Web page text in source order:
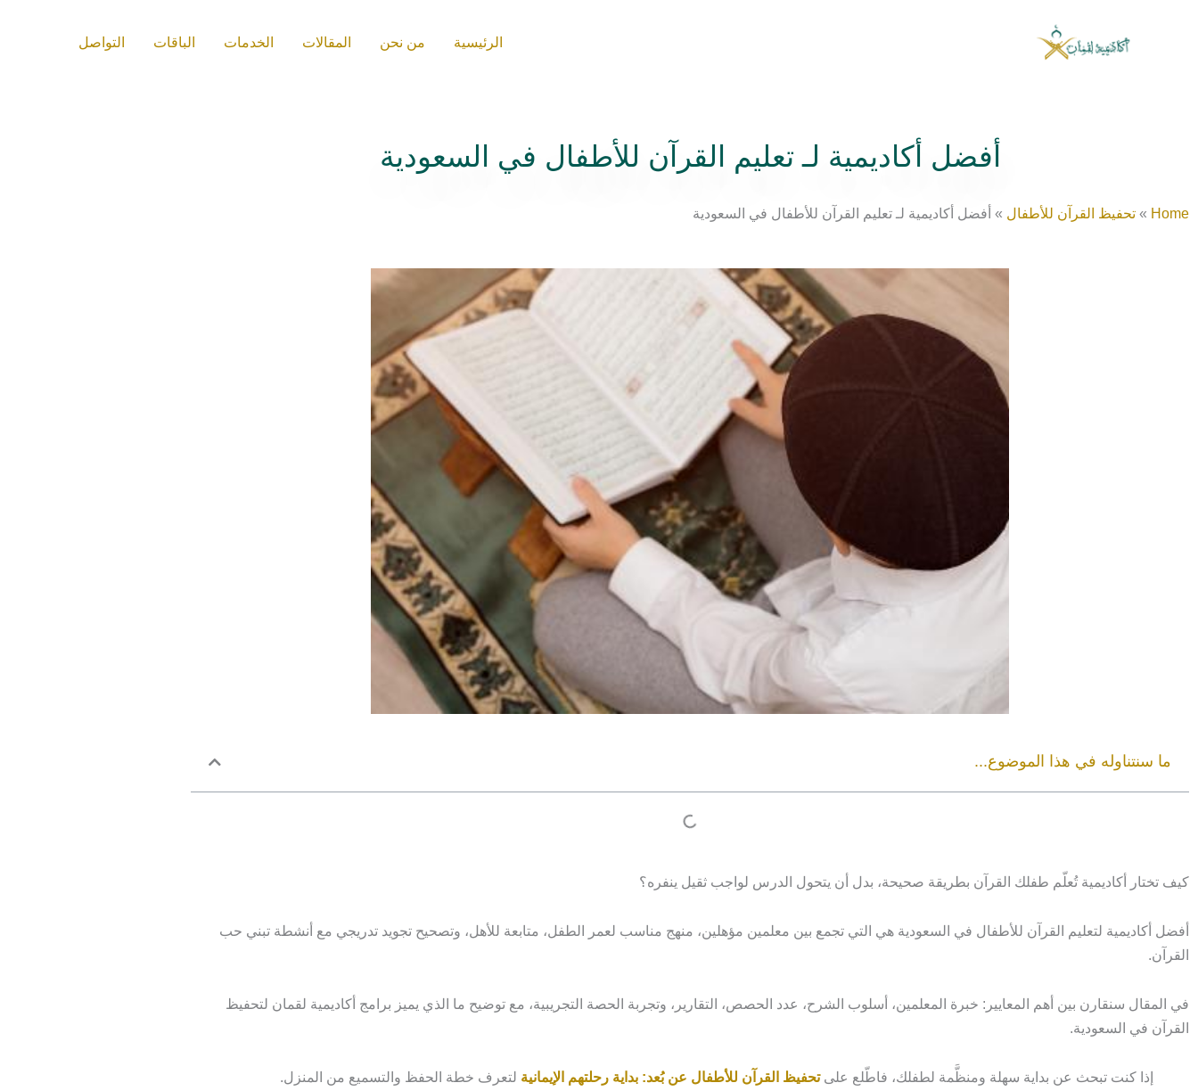
الرئيسية من نحن المقالات الخدمات الباقات التواصل
أفضل أكاديمية لـ تعليم القرآن للأطفال في السعودية
Home
» تحفيظ القرآن للأطفال » أفضل أكاديمية لـ تعليم القرآن للأطفال في السعودية
ما سنتناوله في هذا الموضوع...
كيف تختار أكاديمية تُعلّم طفلك القرآن بطريقة صحيحة، بدل أن يتحول الدرس لواجب ثقيل ينفره؟
أفضل أكاديمية لتعليم القرآن للأطفال في السعودية هي التي تجمع بين معلمين مؤهلين، منهج مناسب لعمر الطفل، متابعة للأهل، وتصحيح تجويد تدريجي مع أنشطة تبني حب
القرآن.
في المقال سنقارن بين أهم المعايير: خبرة المعلمين، أسلوب الشرح، عدد الحصص، التقارير، وتجربة الحصة التجريبية، مع توضيح ما الذي يميز برامج أكاديمية لقمان لتحفيظ
القرآن في السعودية.
إذا كنت تبحث عن بداية سهلة ومنظَّمة لطفلك، فاطّلع علىتحفيظ القرآن للأطفال عن بُعد: بداية رحلتهم الإيمانية لتعرف خطة الحفظ والتسميع من المنزل.